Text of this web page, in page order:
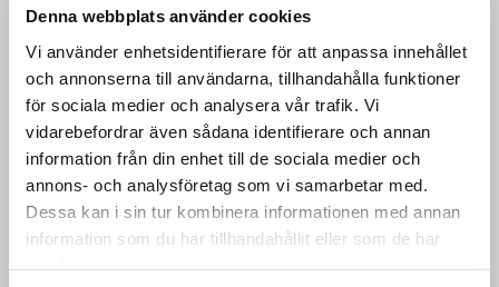
Denna webbplats använder cookies
Vi använder enhetsidentifierare för att anpassa innehållet
och annonserna till användarna, tillhandahålla funktioner
för sociala medier och analysera vår trafik. Vi
vidarebefordrar även sådana identifierare och annan
information från din enhet till de sociala medier och
annons- och analysföretag som vi samarbetar med.
Dessa kan i sin tur kombinera informationen med annan
information som du har tillhandahållit eller som de har
We hebben ook enkele niet-
standaardformaten wegwerppallets op
voorraad.
Nieuwe wegwerppallet 1400×800 mm
Onze eenmalige pallets hebben een
houtdikte van 16 mm en de planken zijn
75 mm breed (industriële pallets zijn 19